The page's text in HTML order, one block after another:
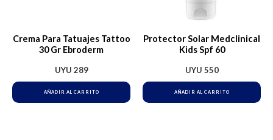
Crema Para Tatuajes Tattoo
30 Gr Ebroderm
UYU 289
AÑADIR AL CARRITO
Protector Solar Medclinical
Kids Spf 60
UYU 550
AÑADIR AL CARRITO